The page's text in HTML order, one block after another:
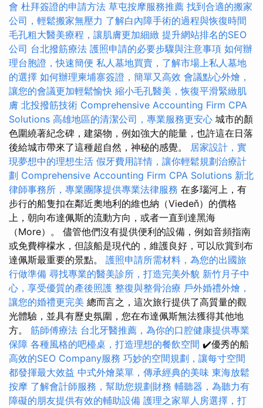
會 杜拜簽證的申請方法 草屯按摩服務推薦 找到合適的搬家
公司，輕鬆搬家無壓力 了解白內障手術的過程與恢復時間
毛孔粗大醫美療程，讓肌膚更加細緻 提升網站排名的SEO
公司 台北撥筋療法 護照申請的必要步驟與注意事項 如何辦
理台胞證，快速簡便 私人墓地買賣，了解市場上私人墓地
的選擇 如何辦理柬埔寨簽證，簡單又高效 會議點心外燴，
讓您的會議更加輕鬆愉快 縮小毛孔醫美，恢復平滑緊緻肌
膚 北投撥筋技術 Comprehensive Accounting Firm CPA
Solutions 高雄地區的清潔公司，專業服務更安心 城市的顏
色圍繞著紀念碑，建築物，例如強大的能量，也許這在日落
後給城市帶來了這種超自然，神秘的感覺。 居家設計，實
現夢想中的理想生活 假牙費用詳情，讓你輕鬆規劃治療計
劃 Comprehensive Accounting Firm CPA Solutions 新北
律師事務所，專業團隊提供專業法律服務 在多瑙河上，有
步行的船隻扣在鄰近奧地利的維也納（Viedeň）的價格
上，朝向布達佩斯的流動方向，或者一直到達黑海
（More）。 儘管他們沒有提供便利的設備，例如音頻指南
或免費檸檬水，但該船是現代的，維護良好，可以欣賞到布
達佩斯最重要的景點。 護照申請所需材料，為您的出國旅
行做準備 尋找專業的醫美診所，打造完美外貌 新竹月子中
心，享受優質的產後照護 整復與整骨治療 戶外婚禮外燴，
讓您的婚禮更完美 總而言之，這次旅行提供了高質量的觀
光體驗，並具有歷史氛圍，您在布達佩斯無法獲得其他地
方。 筋師傅療法 台北牙醫推薦，為你的口腔健康提供專業
保障 各種風格的吧檯桌，打造理想的餐飲空間 ✔️優秀的船
高效的SEO Company服務 巧妙的空間規劃，讓每寸空間
都發揮最大效益 中式外燴菜單，傳承經典的美味 東海放鬆
按摩 了解會計師服務，幫助您規劃財務 輔聽器，為聽力有
障礙的朋友提供有效的輔助設備 護理之家單人房選擇，打